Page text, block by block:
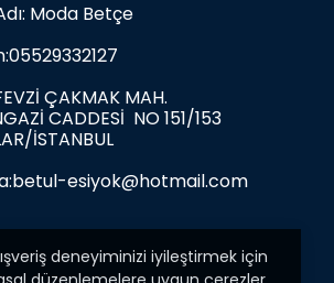
deneyiminizi iyileştirmek için
Moda Betçe
ÇAKMAK MAH.
CADDESİ NO 151/153
İSTANBUL
betul-esiyok@hotmail.com